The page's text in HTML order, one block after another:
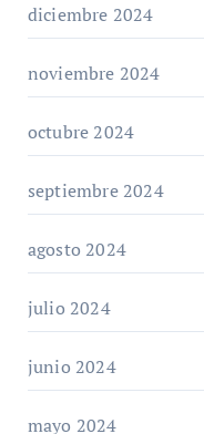
diciembre 2024
noviembre 2024
octubre 2024
septiembre 2024
agosto 2024
julio 2024
junio 2024
mayo 2024